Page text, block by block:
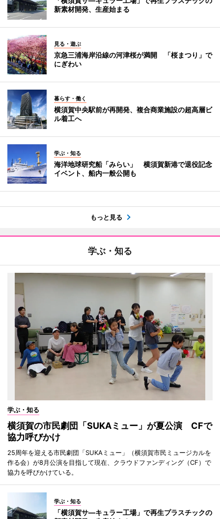
新素材開発、生産始まる
見る・遊ぶ
京急三浦海岸沿線の河津桜が満開 「桜まつり」で
にぎわい
暮らす・働く
横須賀中央駅前が再開発、複合商業施設の超高層ビ
ル着工へ
学ぶ・知る
海洋地球研究船「みらい」 横須賀新港で退役記念
イベント、船内一般公開も
もっと見る
学ぶ・知る
学ぶ・知る
横須賀の市民劇団「SUKAミュー」が夏公演 CFで
協力呼びかけ
25周年を迎える市民劇団「SUKAミュー」（横須賀市民ミュージカルを
作る会）が8月公演を目指して現在、クラウドファンディング（CF）で
協力を呼びかけている。
学ぶ・知る
「横須賀サ―キュラー工場」で再生プラスチックの